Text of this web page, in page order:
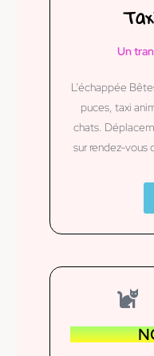
Un
L’échappée
puces, taxi
chats.
sur rendez-vous